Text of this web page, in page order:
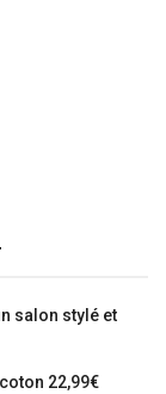
salon stylé et
coton 22,99€